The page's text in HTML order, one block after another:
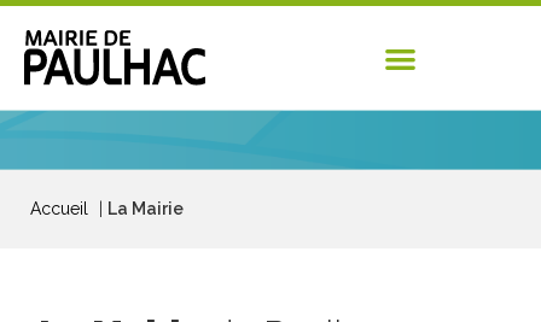
Accueil La Mairie